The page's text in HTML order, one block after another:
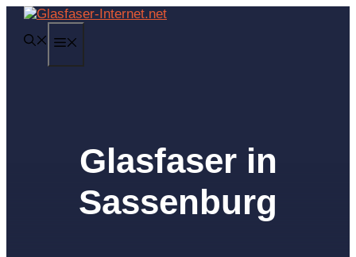
Zum
springen
Glasfaser in
Sassenburg